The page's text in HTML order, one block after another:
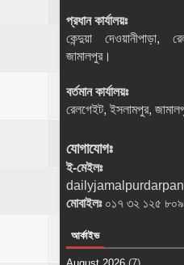
প্রধান কার্যালয়ঃ
কেন্দুয়া দেওয়ানীপাড়া,
জামালপুর।
বর্তমান কার্যালয়ঃ
রেলগেইট, ইসলামপুর,
যোগাযোগঃ
ই-মেইলঃ
মোবাইলঃ ০১৭ ৩২ ১২৫ ৮০৯
আর্কাইভ